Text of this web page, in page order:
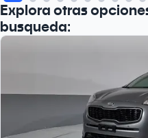
Explora otras
busqueda: